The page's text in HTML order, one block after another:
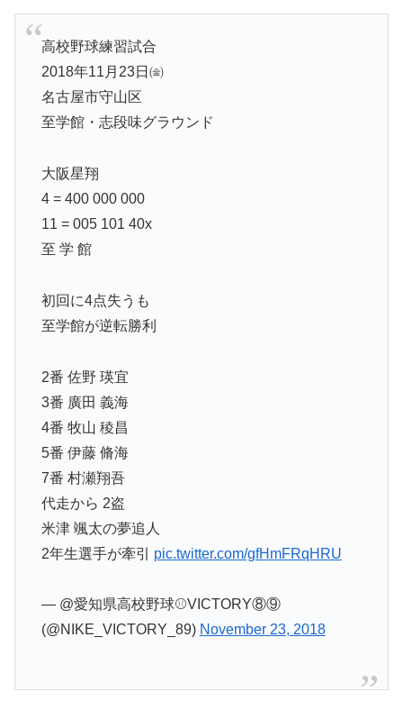
高校野球練習試合
2018年11月23日㈮
名古屋市守山区
至学館・志段味グラウンド
大阪星翔
4 = 400 000 000
11 = 005 101 40x
至 学 館
初回に4点失うも
至学館が逆転勝利
2番 佐野 瑛宜
3番 廣田 義海
4番 牧山 稜昌
5番 伊藤 脩海
7番 村瀬翔吾
代走から 2盗
米津 颯太の夢追人
2年生選手が牽引 pic.twitter.com/gfHmFRqHRU
— @愛知県高校野球⚾VICTORY⑧⑨
(@NIKE_VICTORY_89) November 23, 2018